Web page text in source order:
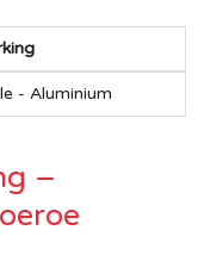
- Aluminium
–